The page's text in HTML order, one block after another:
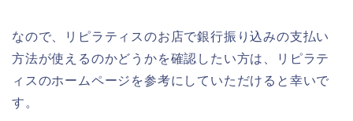
なので、リピラティスのお店で銀行振り込みの支払い
方法が使えるのかどうかを確認したい方は、リピラテ
ィスのホームページを参考にしていただけると幸いで
す。